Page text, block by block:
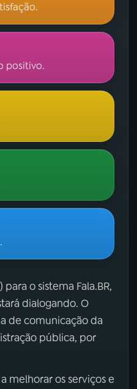
positivo.
o sistema Fala.BR,
dialogando. O
de comunicação da
pública, por
melhorar os serviços e